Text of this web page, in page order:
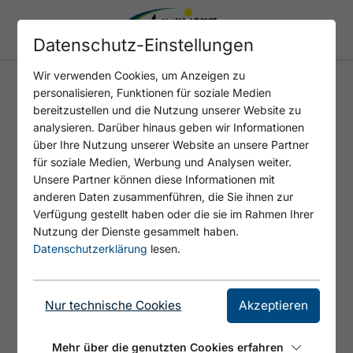
CABIN8 ALPINE FLAIR
APARTMENTS
© Cabin8
Datenschutz-Einstellungen
Wir verwenden Cookies, um Anzeigen zu
personalisieren, Funktionen für soziale Medien
bereitzustellen und die Nutzung unserer Website zu
analysieren. Darüber hinaus geben wir Informationen
über Ihre Nutzung unserer Website an unsere Partner
für soziale Medien, Werbung und Analysen weiter.
Unsere Partner können diese Informationen mit
anderen Daten zusammenführen, die Sie ihnen zur
Verfügung gestellt haben oder die sie im Rahmen Ihrer
Nutzung der Dienste gesammelt haben.
Datenschutzerklärung lesen.
Nur technische Cookies Akzeptieren
Mehr über die genutzten Cookies erfahren